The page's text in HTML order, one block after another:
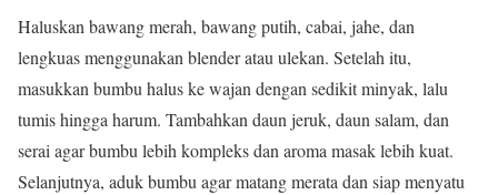
Haluskan bawang merah, bawang putih, cabai, jahe, dan
lengkuas menggunakan blender atau ulekan. Setelah itu,
masukkan bumbu halus ke wajan dengan sedikit minyak, lalu
tumis hingga harum. Tambahkan daun jeruk, daun salam, dan
serai agar bumbu lebih kompleks dan aroma masak lebih kuat.
Selanjutnya, aduk bumbu agar matang merata dan siap menyatu